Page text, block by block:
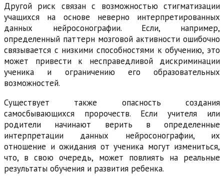
Другой риск связан с возможностью стигматизации
учащихся на основе неверно интерпретированных
данных нейросонографии. Если, например,
определенный паттерн мозговой активности ошибочно
связывается с низкими способностями к обучению, это
может привести к несправедливой дискриминации
ученика и ограничению его образовательных
возможностей.
Существует также опасность создания
самосбывающихся пророчеств. Если учителя или
родители начинают верить в определенные
интерпретации данных нейросонографии, их
отношение и ожидания от ученика могут измениться,
что, в свою очередь, может повлиять на реальные
результаты обучения и развития ребенка.